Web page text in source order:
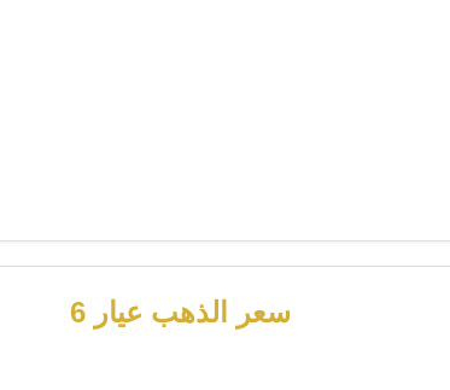
سعر الذهب عيار 6